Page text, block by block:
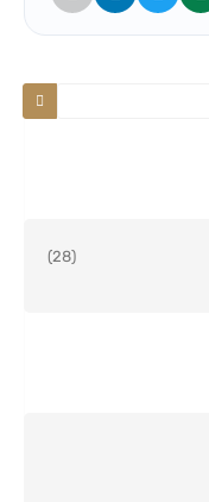
(28)